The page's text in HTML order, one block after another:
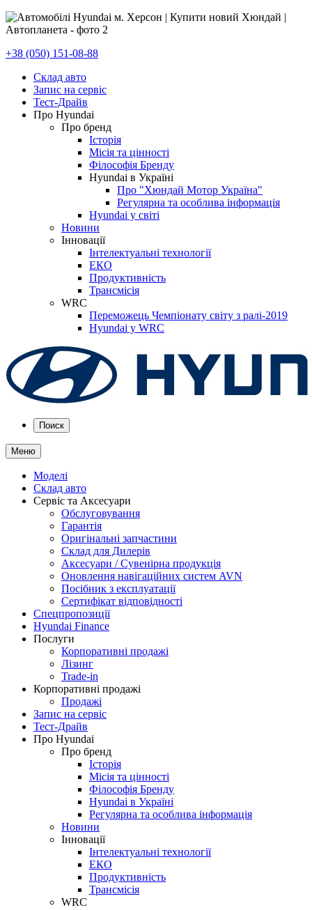
+38 (050) 151-08-88
Склад авто
Запис на сервіс
Тест-Драйв
Про Hyundai
Про бренд
Історія
Місія та цінності
Філософія Бренду
Hyundai в Україні
Про "Хюндай Мотор Україна"
Регулярна та особлива інформація
Hyundai у світі
Новини
Інновації
Інтелектуальні технології
ЕКО
Продуктивність
Трансмісія
WRC
Переможець Чемпіонату світу з ралі-2019
Hyundai у WRC
Поиск
Меню
Моделі
Склад авто
Сервіс та Аксесуари
Обслуговування
Гарантія
Оригінальні запчастини
Склад для Дилерів
Аксесуари / Сувенірна продукція
Оновлення навігаційних систем AVN
Посібник з експлуатації
Сертифікат відповідності
Спецпропозиції
Hyundai Finance
Послуги
Корпоративні продажі
Лізинг
Trade-in
Корпоративні продажі
Продажі
Запис на сервіс
Тест-Драйв
Про Hyundai
Про бренд
Історія
Місія та цінності
Філософія Бренду
Hyundai в Україні
Регулярна та особлива інформація
Новини
Інновації
Інтелектуальні технології
ЕКО
Продуктивність
Трансмісія
WRC